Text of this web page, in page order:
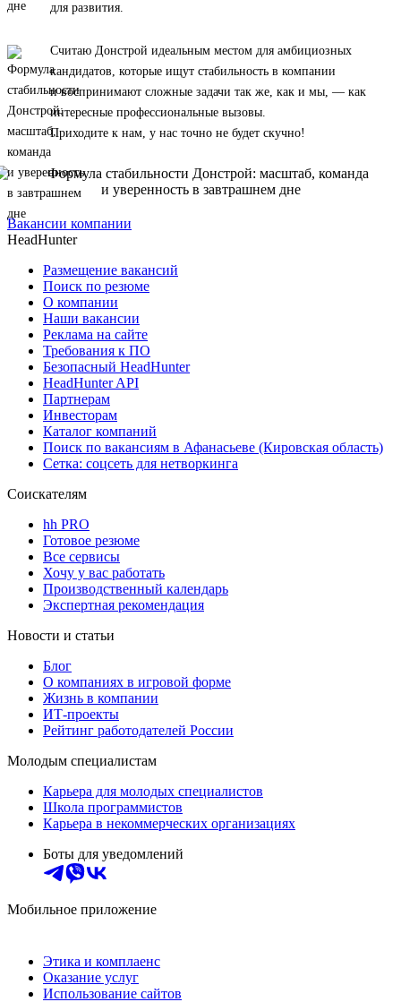
для развития.
Считаю Донстрой идеальным местом для амбициозных
кандидатов, которые ищут стабильность в компании
и воспринимают сложные задачи так же, как и мы, — как
интересные профессиональные вызовы.
Приходите к нам, у нас точно не будет скучно!
Вакансии компании
HeadHunter
Размещение вакансий
Поиск по резюме
О компании
Наши вакансии
Реклама на сайте
Требования к ПО
Безопасный HeadHunter
HeadHunter API
Партнерам
Инвесторам
Каталог компаний
Поиск по вакансиям в Афанасьеве (Кировская область)
Сетка: соцсеть для нетворкинга
Соискателям
hh PRO
Готовое резюме
Все сервисы
Хочу у вас работать
Производственный календарь
Экспертная рекомендация
Новости и статьи
Блог
О компаниях в игровой форме
Жизнь в компании
ИТ-проекты
Рейтинг работодателей России
Молодым специалистам
Карьера для молодых специалистов
Школа программистов
Карьера в некоммерческих организациях
Боты для уведомлений
Мобильное приложение
Этика и комплаенс
Оказание услуг
Использование сайтов